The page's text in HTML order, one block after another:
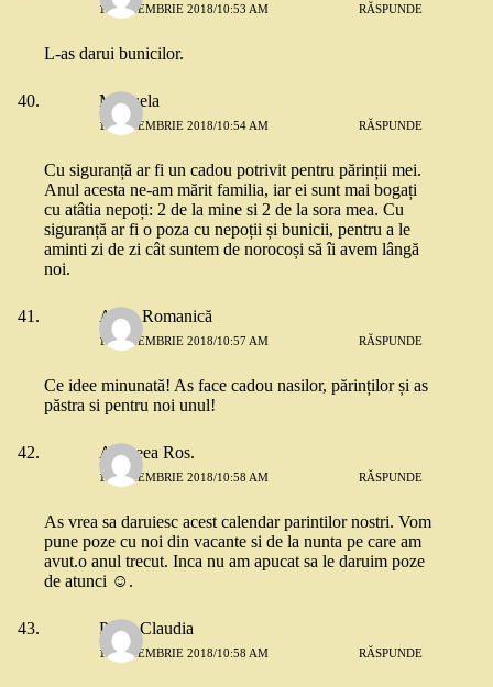
13 NOIEMBRIE 2018/10:53 AM RĂSPUNDE
L-as darui bunicilor.
Manuela
13 NOIEMBRIE 2018/10:54 AM RĂSPUNDE
Cu siguranță ar fi un cadou potrivit pentru părinții mei.
Anul acesta ne-am mărit familia, iar ei sunt mai bogați
cu atâtia nepoți: 2 de la mine si 2 de la sora mea. Cu
siguranță ar fi o poza cu nepoții și bunicii, pentru a le
aminti zi de zi cât suntem de norocoși să îi avem lângă
noi.
Alina Romanică
13 NOIEMBRIE 2018/10:57 AM RĂSPUNDE
Ce idee minunată! As face cadou nasilor, părinților și as
păstra si pentru noi unul!
Andreea Ros.
13 NOIEMBRIE 2018/10:58 AM RĂSPUNDE
As vrea sa daruiesc acest calendar parintilor nostri. Vom
pune poze cu noi din vacante si de la nunta pe care am
avut.o anul trecut. Inca nu am apucat sa le daruim poze
de atunci ☺️.
Pătru Claudia
13 NOIEMBRIE 2018/10:58 AM RĂSPUNDE